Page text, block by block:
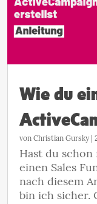
Wie du
von Christian Gursky
Hast du
einen Sales
nach diesem
bin ich sicher.